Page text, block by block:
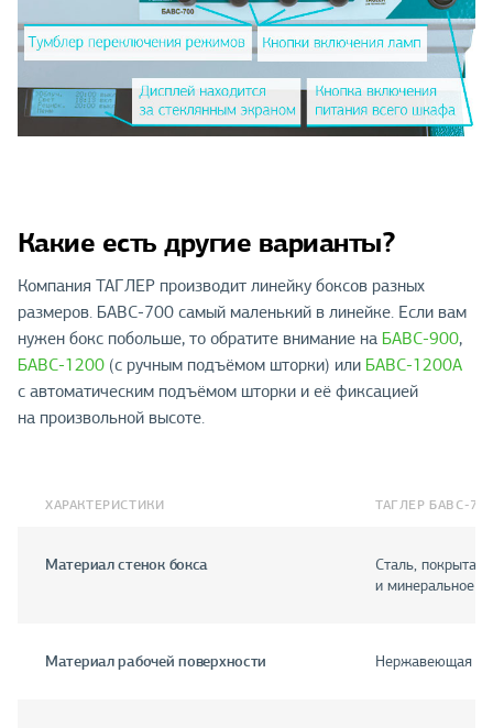
Какие есть другие варианты?
Компания ТАГЛЕР производит линейку боксов разных
размеров. БАВС-700 самый маленький в линейке. Если вам
нужен бокс побольше, то обратите внимание на БАВС-900,
БАВС-1200 (с ручным подъёмом шторки) или БАВС-1200А
с автоматическим подъёмом шторки и её фиксацией
на произвольной высоте.
ХАРАКТЕРИСТИКИ ТАГЛЕР БАВС-
Материал стенок бокса
Сталь,
и минеральное и
Материал рабочей поверхности Нержавеющая